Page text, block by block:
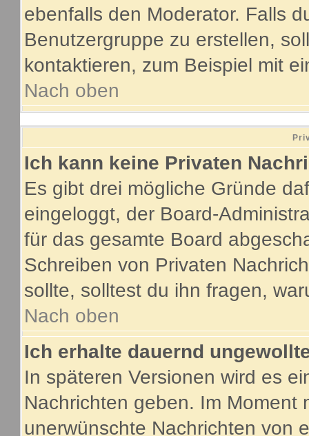
ebenfalls den Moderator. Falls
Benutzergruppe zu erstellen,
kontaktieren, zum Beispiel mit
Nach oben
Ich kann keine Privaten
Es gibt drei mögliche Gründe
eingeloggt, der Board-
für das gesamte Board
Schreiben von Privaten
sollte, solltest du ihn fragen,
Nach oben
Ich erhalte dauernd
In späteren Versionen wird es
Nachrichten geben. Im Moment
unerwünschte Nachrichten von